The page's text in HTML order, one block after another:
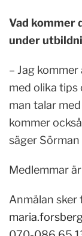
Vad kommer
under
– Jag
med olika tips
man talar
kommer
säger Sörman
Medlemmar
Anmälan